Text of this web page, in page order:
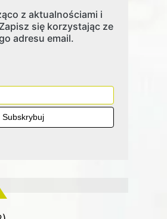
z aktualnościami i
się korzystając ze
adresu email.